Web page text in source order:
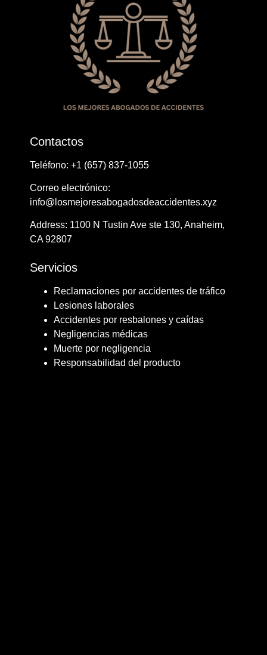
Contactos
Teléfono: ​+1 ​​(657) 837-1055
Correo electrónico:
info@losmejoresabogadosdeaccidentes.xyz
Address: ​​1100 N Tustin Ave ste 130, Anaheim,
CA 92807
Servicios
Reclamaciones por accidentes de tráfico
Lesiones laborales
Accidentes por resbalones y caídas
Negligencias médicas
Muerte por negligencia
Responsabilidad del producto